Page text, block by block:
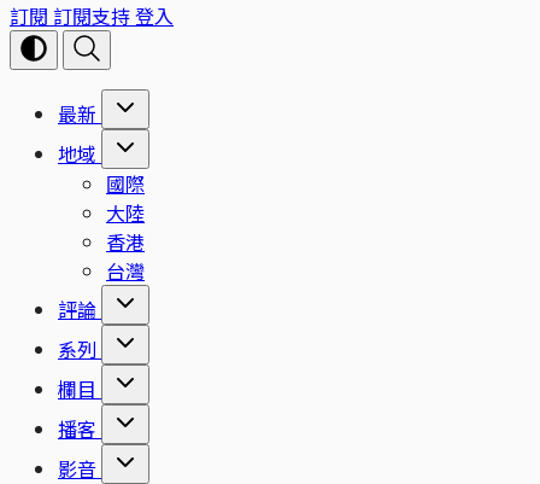
訂閱 訂閱支持登入
最新
地域
國際
大陸
香港
台灣
評論
系列
欄目
播客
影音